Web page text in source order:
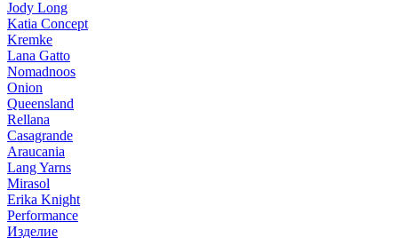
Jody Long
Katia Concept
Kremke
Lana Gatto
Nomadnoos
Onion
Queensland
Rellana
Casagrande
Araucania
Lang Yarns
Mirasol
Erika Knight
Performance
Изделие